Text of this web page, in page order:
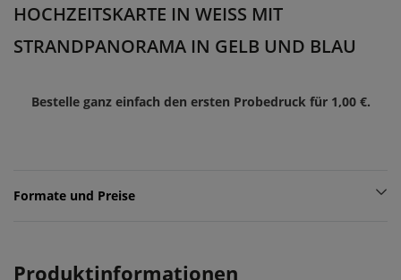
HOCHZEITSKARTE IN WEISS MIT S
TRANDPANORAMA IN GELB UND BLAU
Bestelle ganz einfach den ersten Probedruck für 1,00 €.
Formate und Preise
Produktinformationen